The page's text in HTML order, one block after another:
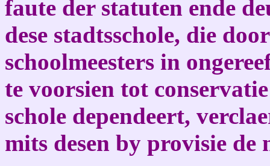
faute der statuten ende
dese stadtsschole, die
schoolmeesters in
te voorsien tot
schole dependeert,
mits desen by provisie de